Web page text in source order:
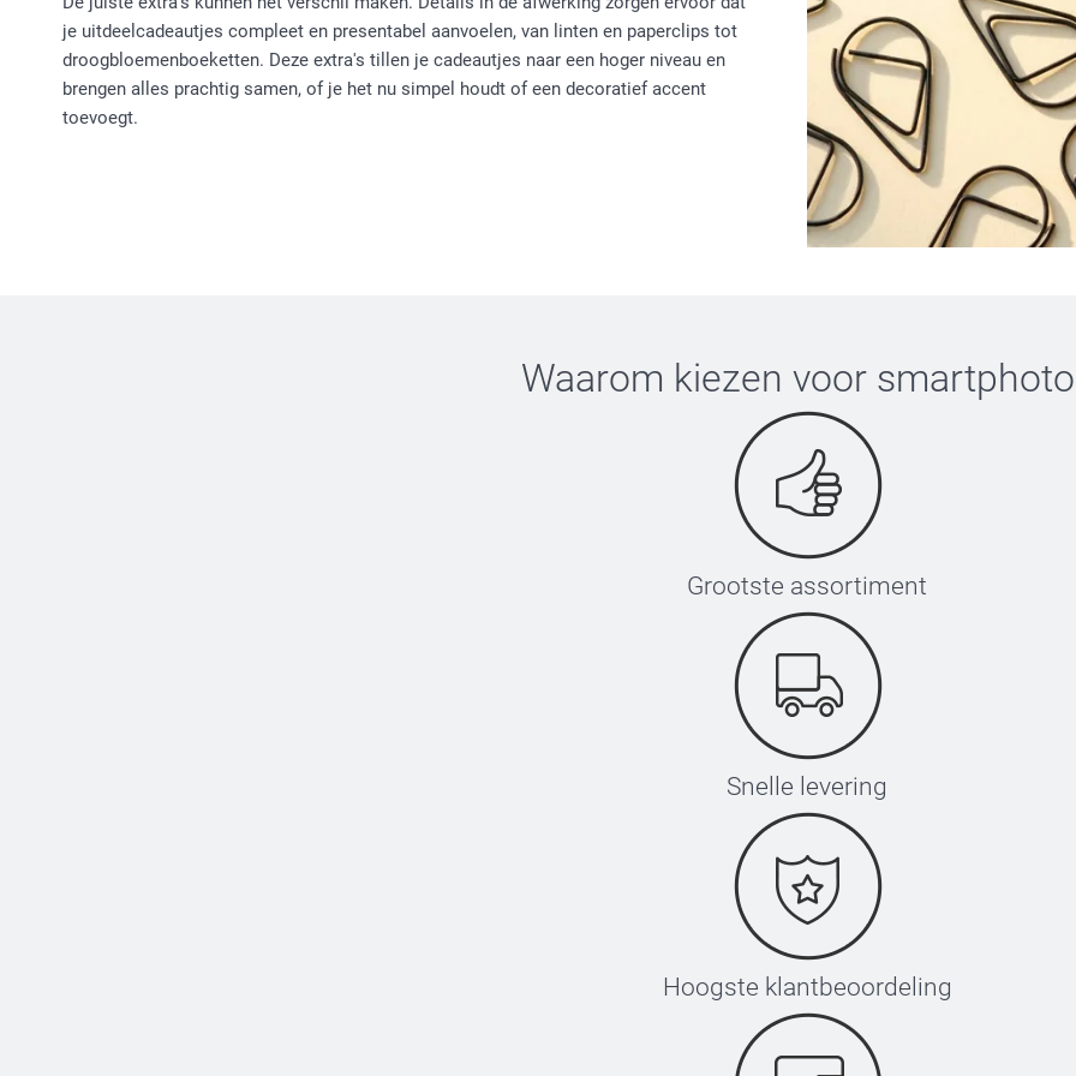
je uitdeelcadeautjes compleet en presentabel aanvoelen, van linten en paperclips tot
droogbloemenboeketten. Deze extra's tillen je cadeautjes naar een hoger niveau en
brengen alles prachtig samen, of je het nu simpel houdt of een decoratief accent
toevoegt.
Waarom kiezen voor smartphoto
Grootste assortiment
Snelle levering
Hoogste klantbeoordeling